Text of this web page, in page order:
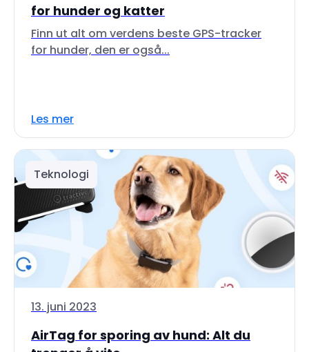
for hunder og katter
Finn ut alt om verdens beste GPS-tracker
for hunder, den er også...
Les mer
Teknologi
13. juni 2023
AirTag for sporing av hund: Alt du